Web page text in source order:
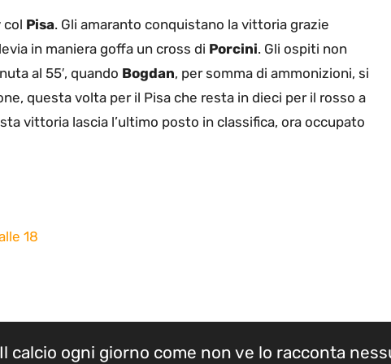
col Pisa. Gli amaranto conquistano la vittoria grazie
in maniera goffa un cross di Porcini. Gli ospiti non
al 55′, quando Bogdan, per somma di ammonizioni, si
questa volta per il Pisa che resta in dieci per il rosso a
vittoria lascia l’ultimo posto in classifica, ora occupato
18
Il calcio ogni giorno come non ve lo racconta